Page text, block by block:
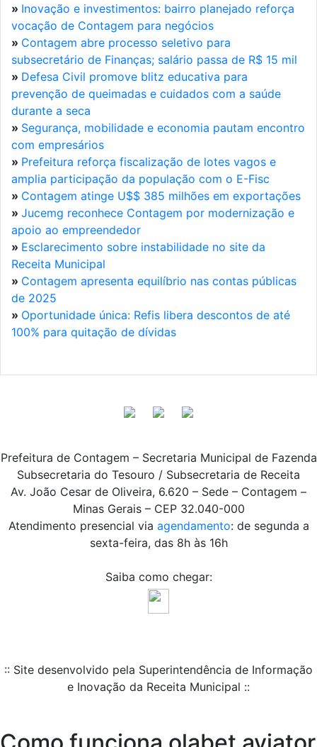
» Inovação e investimentos: bairro planejado reforça
vocação de Contagem para negócios
» Contagem abre processo seletivo para
subsecretário de Finanças; salário passa de R$ 15 mil
» Defesa Civil promove blitz educativa para
prevenção de queimadas e cuidados com a saúde
durante a seca
» Segurança, mobilidade e economia pautam encontro
com empresários
» Prefeitura reforça fiscalização de lotes vagos e
amplia participação da população com o E-Fisc
» Contagem atinge U$$ 385 milhões em exportações
» Jucemg reconhece Contagem por modernização e
apoio ao empreendedor
» Esclarecimento sobre instabilidade no site da
Receita Municipal
» Contagem apresenta equilíbrio nas contas públicas
de 2025
» Oportunidade única: Refis libera descontos de até
100% para quitação de dívidas
Prefeitura de Contagem – Secretaria Municipal de Fazenda
Subsecretaria do Tesouro / Subsecretaria de Receita
Av. João Cesar de Oliveira, 6.620 – Sede – Contagem –
Minas Gerais – CEP 32.040-000
Atendimento presencial via agendamento: de segunda a
sexta-feira, das 8h às 16h
Saiba como chegar:
:: Site desenvolvido pela Superintendência de Informação
e Inovação da Receita Municipal ::